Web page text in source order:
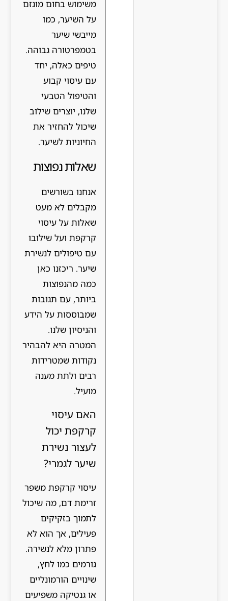
משימוש בחום מוגזם
על השיער, כמו
מייבשי שיער
בטמפרטורה גבוהה.
טיפים כאלה, יחד
עם עיסוי קבוע
והטיפול הטבעי
שלנו, יוצרים שילוב
שיכול להחזיר את
החיוניות לשיער.
שאלות נפוצות
אנחנו בשורשים
מקבלים לא מעט
שאלות על עיסוי
קרקפת ועל שילובו
עם טיפולים לנשירת
שיער. ריכזנו כאן
כמה מהנפוצות
ביותר, עם תגובות
שמבוססות על הידע
והניסיון שלנו.
המטרה היא להבהיר
נקודות שמטרידות
רבים ולתת מענה
מועיל.
האם עיסוי
קרקפת יכול
לעצור נשירת
שיער לגמרי?
עיסוי קרקפת משפר
זרימת דם, מה שיכול
לתמוך בזקיקים
פעילים, אך הוא לא
פתרון מלא לנשירה.
גורמים כמו לחץ,
שינויים הורמונליים
או גנטיקה משפיעים